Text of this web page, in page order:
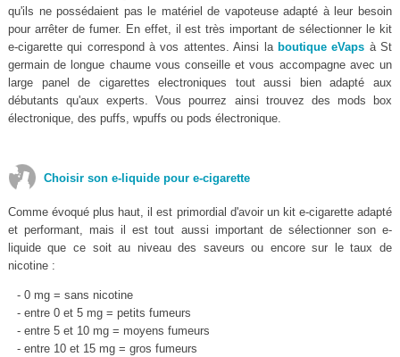
qu'ils ne possédaient pas le matériel de vapoteuse adapté à leur besoin
pour arrêter de fumer. En effet, il est très important de sélectionner le kit
e-cigarette qui correspond à vos attentes. Ainsi la boutique eVaps à St
germain de longue chaume vous conseille et vous accompagne avec un
large panel de cigarettes electroniques tout aussi bien adapté aux
débutants qu'aux experts. Vous pourrez ainsi trouvez des mods box
électronique, des puffs, wpuffs ou pods électronique.
Choisir son e-liquide pour e-cigarette
Comme évoqué plus haut, il est primordial d'avoir un kit e-cigarette adapté
et performant, mais il est tout aussi important de sélectionner son e-
liquide que ce soit au niveau des saveurs ou encore sur le taux de
nicotine :
- 0 mg = sans nicotine
- entre 0 et 5 mg = petits fumeurs
- entre 5 et 10 mg = moyens fumeurs
- entre 10 et 15 mg = gros fumeurs